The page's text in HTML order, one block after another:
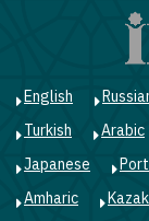
English
Turkish
Arabic
Japanese
Amharic